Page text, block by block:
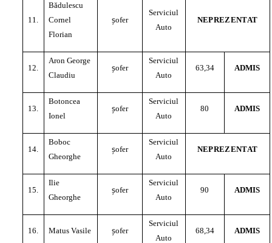
11.
Bădulescu
Cornel
Florian
şofer
Serviciul
Auto
NEPREZENTAT
12.
Aron George
Claudiu
şofer
Serviciul
Auto
63,34 ADMIS
13.
Botoncea
Ionel
şofer
Serviciul
Auto
80 ADMIS
14.
Boboc
Gheorghe
şofer
Serviciul
Auto
NEPREZENTAT
15.
Ilie
Gheorghe
şofer
Serviciul
Auto
90 ADMIS
16. Matus Vasile şofer
Serviciul
Auto
68,34 ADMIS